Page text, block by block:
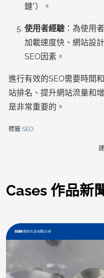
鏈"）。
使用者經驗 ：為使用
加載速度快、網站設
SEO因素。
進行有效的SEO需要時間
站排名、提升網站流量和
是非常重要的。
標籤 SEO
Cases 作品新